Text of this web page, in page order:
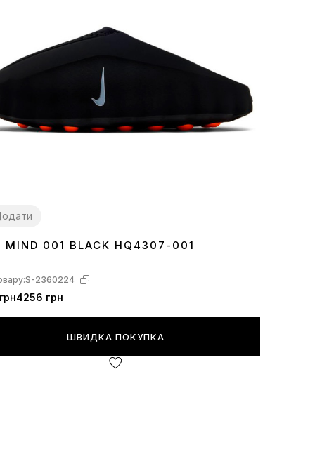
38 39 40 41 42434445
MIND 001 BLACK HQ4307-001
S-2360224
4256 грн
ШВИДКА ПОКУПКА